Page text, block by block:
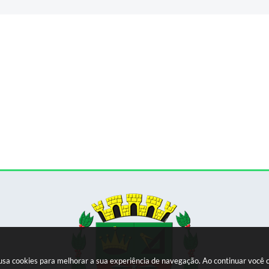
cookies para melhorar a sua experiência de navegação. Ao continuar você